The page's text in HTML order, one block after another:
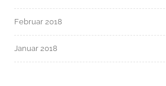
Februar 2018
Januar 2018